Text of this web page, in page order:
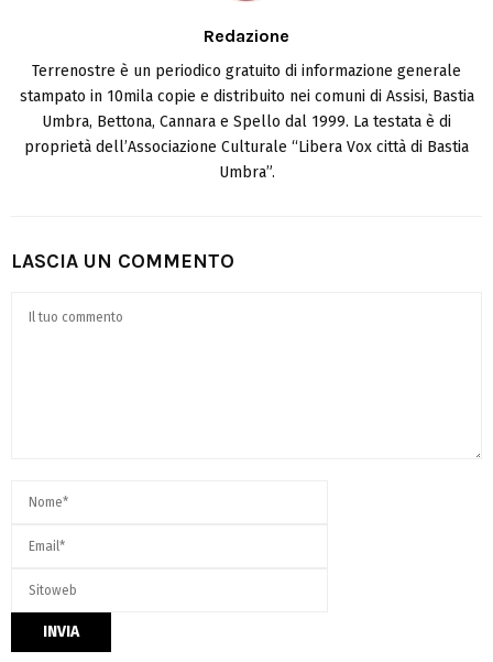
Redazione
Terrenostre è un periodico gratuito di informazione generale
stampato in 10mila copie e distribuito nei comuni di Assisi, Bastia
Umbra, Bettona, Cannara e Spello dal 1999. La testata è di
proprietà dell’Associazione Culturale “Libera Vox città di Bastia
Umbra”.
LASCIA UN COMMENTO